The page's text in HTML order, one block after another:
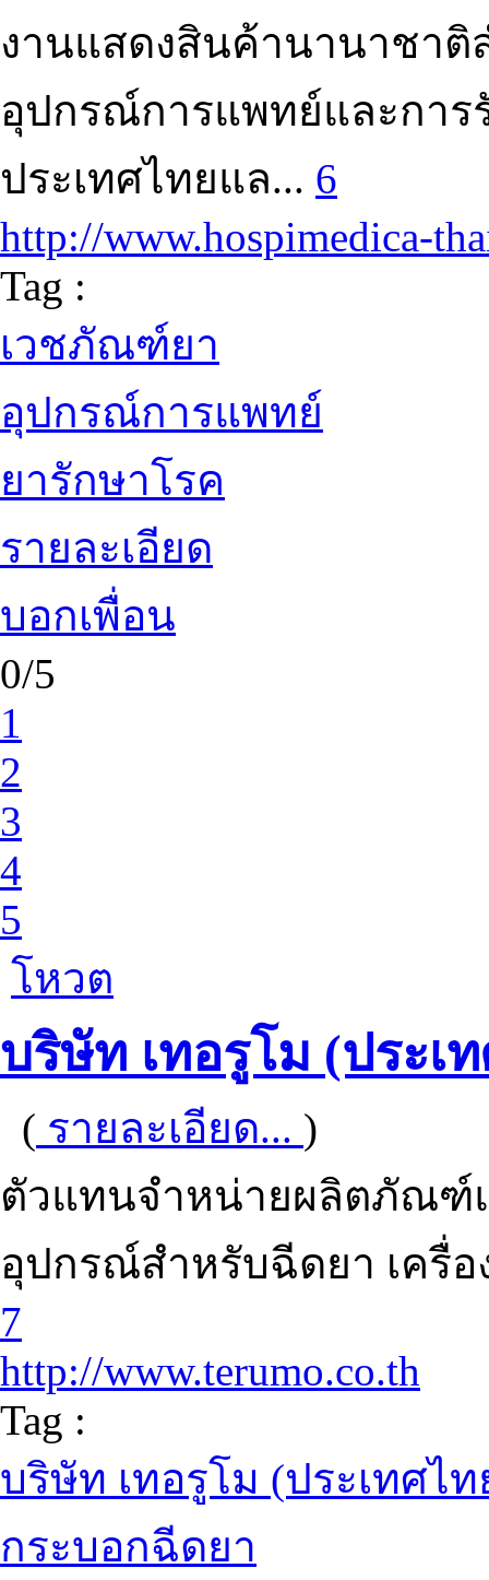
งานแสดงสินค้านานาชาติ
อุปกรณ์การแพทย์และการ
ประเทศไทยแล... 6
http://www.hospimedica-
Tag :
เวชภัณฑ์ยา
อุปกรณ์การแพทย์
ยารักษาโรค
รายละเอียด
บอกเพื่อน
0/5
1
2
3
4
5
โหวต
บริษัท เทอรูโม (ประเ
( รายละเอียด... )
ตัวแทนจำหน่ายผลิตภัณฑ์
อุปกรณ์สำหรับฉีดยา เครื่
7
http://www.terumo.co.th
Tag :
บริษัท เทอรูโม (ประเทศไ
กระบอกฉีดยา